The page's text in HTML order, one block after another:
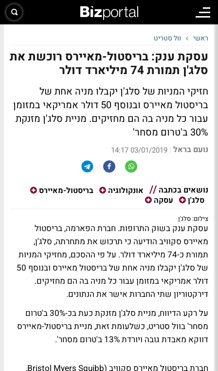
ראשי וול סטריט
עסקת ענק: בריסטול-מאיירס רוכשת את
סלג'ן תמורת 74 מיליארד דולר
חזיקי המניות של סלג'ן יקבלו מניה אחת של
בריסטול מאיירס ובנוסף 50 דולר אמריקאי במזומן
עבור כל מניה בה הם מחזיקים. מניית סלג'ן מזנקת
30% ב'טרום מסחר'
נועם בראל |
03/01/2019 14:17
נושאים בכתבה אונקולוגיה
בריסטול-מאיירס
סלג'ן
עסקה
צילום: סלג'ן
עסקת ענק בשוק התרופות. חברת הפארמה, בריסטול
מאיירס סקוויב הודיעה כי תרכוש את מתחרתה, סלג'ן,
תמורת כ-74 מיליארד דולר. על פי ההסכם, מחזיקי המניות
של סלג'ן יקבלו מניה אחת של בריסטול מאיירס ובנוסף 50
דולר אמריקאי במזומן עבור כל מניה בה הם מחזיקים.
דירקטוריון שתי החברות אישר את הנתונים.
על רקע הדיווח, מניית סלג'ן מזנקת כעת בכ-30% ב'טרום
מסחר' בוול סטריט, כשלעומת זאת, מניית בריסטול-מאיירס
דווקא מאבדת גובה ויורדת 13% ב'טרום מסחר'.
חברת בריסטול מאיירס סקוויב (Bristol Myers Squibb,